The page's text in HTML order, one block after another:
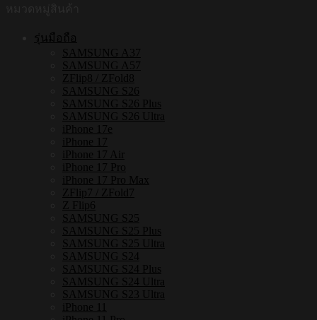
เหล็กรุ่นมือถือ
SAMSUNG A37
SAMSUNG A57
ZFlip8 / ZFold8
SAMSUNG S26
SAMSUNG S26 Plus
SAMSUNG S26 Ultra
iPhone 17e
iPhone 17
iPhone 17 Air
iPhone 17 Pro
iPhone 17 Pro Max
ZFlip7 / ZFold7
Z Flip6
SAMSUNG S25
SAMSUNG S25 Plus
SAMSUNG S25 Ultra
SAMSUNG S24
SAMSUNG S24 Plus
SAMSUNG S24 Ultra
SAMSUNG S23 Ultra
iPhone 11